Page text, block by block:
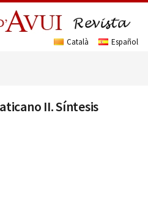
II. Síntesis